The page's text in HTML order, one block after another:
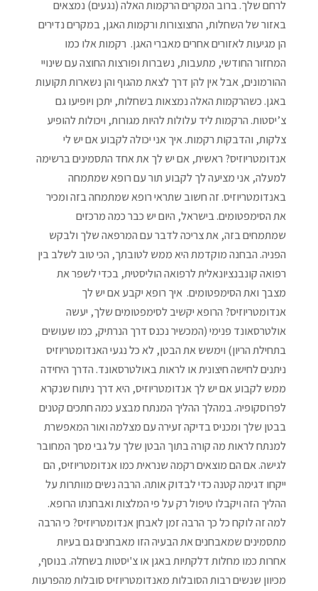
לרחם שלך. ברוב המקרים הרקמות האלה (נגעים) נמצאים
באזור של השחלות, החצוצורות ורקמות האגן, במקרים נדירים
הן מגיעות לאזורים אחרים מאברי האגן. רקמות אלו כמו
המחזור החודשי, מתעבות, נשברות ופורצות החוצה עם שינויי
ההורמונים, אבל אין להן דרך לצאת מהגוף והן נשארות תקועות
באגן. כשהרקמות האלה נמצאות בשחלות, יתכן ויופיעו גם
צ’יסטות. הרקמות ליד עלולות להיות מגורות, ויכולות להופיע
צלקות, והדבקות רקמות. איך אני יכולה לקבוע אם יש לי
אנדומטריוזיס? ראשית, אם יש לך את אחד התסמינים ברשימה
למעלה, אני מציעה לך לקבוע תור עם רופא שמתמחה
באנדומטריוזיס. זה חשוב שתראי רופא שמתמחה בזה ומכיר
את הסימפטומים. בישראל, היום יש כבר כמה מרכזים
שמתמחים בזה, את צריכה לדבר עם המרפאה שלך ולבקש
הפניה. הבחנה מוקדמת היא ממש לטובתך, הכי טוב לשלב בין
רפואה קונבנציונאלית לרפואה הוליסטית, בכדי לשפר את
מצבך ואת הסימפטומים. איך רופא יקבע אם יש לך
אנדומטריוזיס? הרופא יקשיב לסימפטומים שלך, יעשה
אולטרסאונד פנימי (המכשיר נכנס דרך הנרתיק, כמו שעושים
בתחילת הריון) וימשש את הבטן, לא כל נגעי האנדומטריוזיס
ניתנים לחישה חיצונית או לראות באולטרסאונד. הדרך היחידה
ממש לקבוע אם יש לך אנדומטריוזיס, היא דרך ניתוח שנקרא
לפרוסקופיה. במהלך ההליך המנתח מבצע כמה חתכים קטנים
בבטן שלך ומכניס בדיקה זעירה עם מצלמה ואור המאפשרת
למנתח לראות מה קורה בתוך הבטן שלך על גבי מסך המחובר
לגישה. אם הם מוצאים רקמה שנראית כמו אנדומטריוזיס, הם
ייקחו דגימה קטנה כדי לבדוק אותה. הרבה נשים מוותרות על
ההליך הזה ויקבלו טיפול רק על פי המלצות ואבחנתו הרופא.
למה זה לוקח כל כך הרבה זמן לאבחן אנדומטריוזיס? כי הרבה
מתסמינים שמאבחנים את הבעיה הזו מאבחנים גם בעיות
אחרות כמו מחלות דלקתיות באגן או צ'יסטות בשחלה. בנוסף,
מכיוון שנשים רבות הסובלות מאנדומטריוזיס סובלות מהפרעות